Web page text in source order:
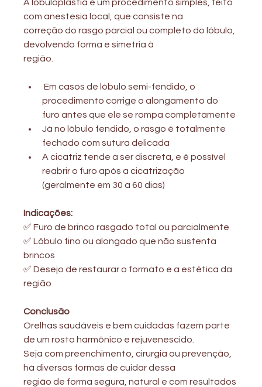
A lobuloplastia é um procedimento simples, feito
com anestesia local, que consiste na
correção do rasgo parcial ou completo do lóbulo,
devolvendo forma e simetria à
região.
Em casos de lóbulo semi-fendido, o
procedimento corrige o alongamento do
furo antes que ele se rompa completamente
Já no lóbulo fendido, o rasgo é totalmente
fechado com sutura delicada
A cicatriz tende a ser discreta, e é possível
reabrir o furo após a cicatrização
(geralmente em 30 a 60 dias)
Indicações:
✅ Furo de brinco rasgado total ou parcialmente
✅ Lóbulo fino ou alongado que não sustenta
brincos
✅ Desejo de restaurar o formato e a estética da
região
Conclusão
Orelhas saudáveis e bem cuidadas fazem parte
de um rosto harmônico e rejuvenescido.
Seja com preenchimento, cirurgia ou prevenção,
há diversas formas de cuidar dessa
região de forma segura, natural e com resultados